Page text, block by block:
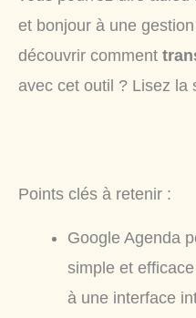
et bonjour à une
découvrir comment
avec cet outil ? Lisez la
Points clés à retenir :​​​
Google Agenda
simple et
à une interface